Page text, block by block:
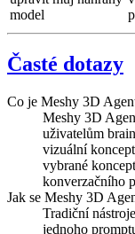
model
Časté dotazy
Co je Meshy 3D
Meshy 3D
uživatelům
vizuální
vybrané
konverzačního
Jak se Meshy 3D
Tradiční
jednoho